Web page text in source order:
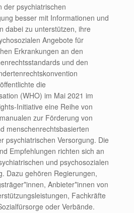
der psychiatrischen
besser mit Informationen und
dabei zu unterstützen, ihre
Angebote für
Erkrankungen an den
und den
die
(WHO) im Mai 2021 im
Initiative eine Reihe von
zur Förderung von
menschenrechtsbasierten
psychiatrischen Versorgung. Die
Empfehlungen richten sich an
und psychosozialen
Dazu gehören Regierungen,
Anbieter*innen von
Fachkräfte
oder Verbände.